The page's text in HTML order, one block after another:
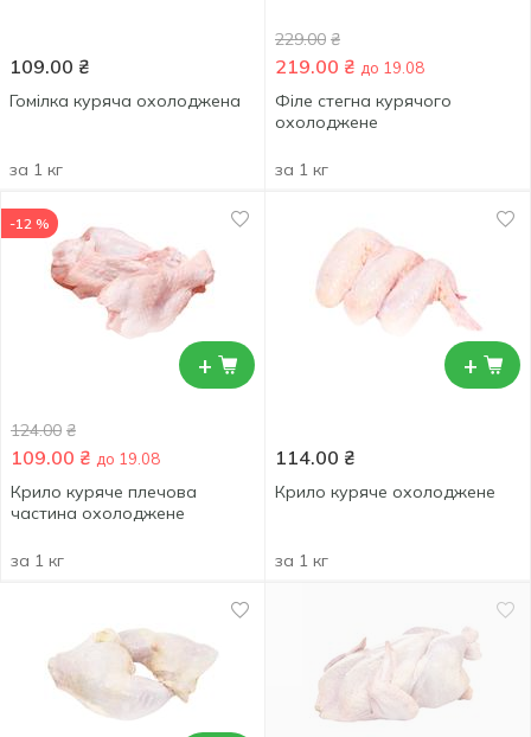
109.00 ₴
Гомілка куряча охолоджена
за 1 кг
229.00 ₴
219.00 ₴ до 19.08
Філе стегна курячого
охолоджене
за 1 кг
+
-12 %
124.00 ₴
109.00 ₴ до 19.08
Крило куряче плечова
частина охолоджене
за 1 кг
+
114.00 ₴
Крило куряче охолоджене
за 1 кг